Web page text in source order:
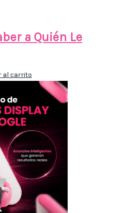
a Quién Le
al carrito